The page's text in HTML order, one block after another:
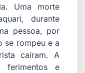
Uma morte
durante
pessoa, por
se rompeu e a
caíram. A
ferimentos e